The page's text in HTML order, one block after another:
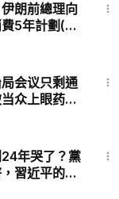
朗前總理向
5年計劃(天
会议只剩通
众上眼药，
第370
年哭了？黨
習近平的中